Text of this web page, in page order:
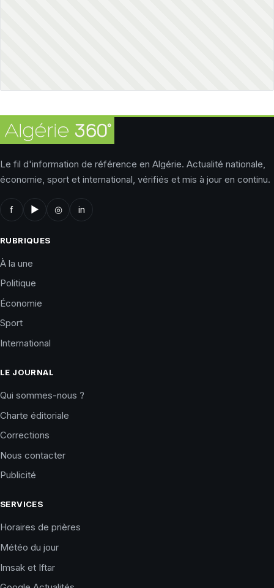
Le fil d'information de référence en Algérie. Actualité nationale,
économie, sport et international, vérifiés et mis à jour en continu.
f ▶ ◎ in
RUBRIQUES
À la une
Politique
Économie
Sport
International
LE JOURNAL
Qui sommes-nous ?
Charte éditoriale
Corrections
Nous contacter
Publicité
SERVICES
Horaires de prières
Météo du jour
Imsak et Iftar